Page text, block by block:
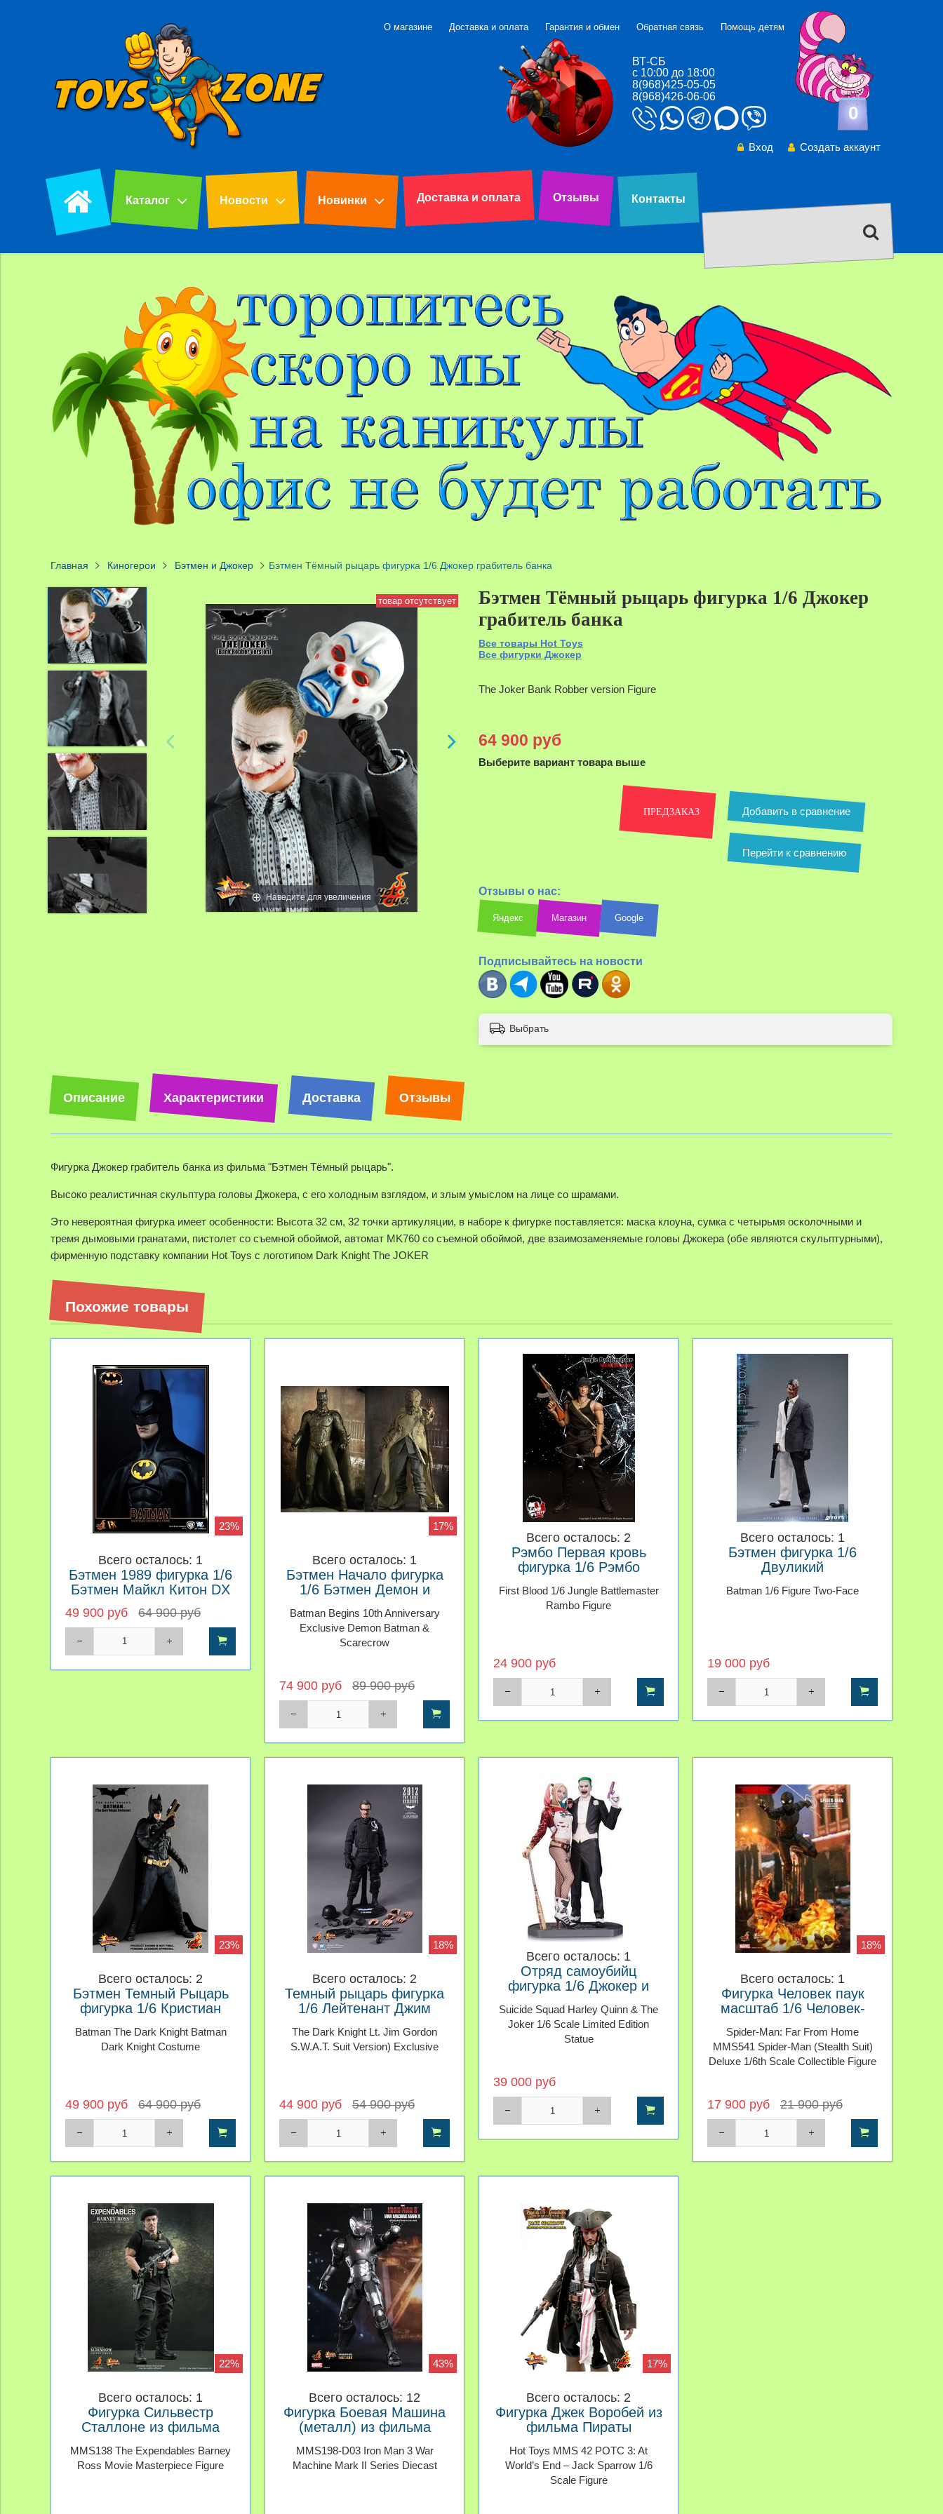
ВТ-СБ
с 10:00 до 18:00
8(968)425-05-05
8(968)426-06-06
О магазине Доставка и оплата Гарантия и обмен Обратная связь Помощь детям
0
Вход Создать аккаунт
Каталог Новости Новинки Доставка и оплата Отзывы Контакты
Главная Киногерои Бэтмен и Джокер Бэтмен Тёмный рыцарь фигурка 1/6 Джокер грабитель банка
товар отсутствует
Наведите для увеличения
товар отсутствует
для
увеличения
Бэтмен Тёмный рыцарь фигурка 1/6 Джокер
грабитель банка
Все товары Hot Toys
Все фигурки Джокер
The Joker Bank Robber version Figure
64 900 руб
Выберите вариант товара выше
ПРЕДЗАКАЗ Добавить в сравнение
Перейти к сравнению
Отзывы о нас:
Яндекс Магазин Google
Подписывайтесь на новости
Выбрать
Описание Характеристики Доставка Отзывы
Фигурка Джокер грабитель банка из фильма "Бэтмен Тёмный рыцарь".
Высоко реалистичная скульптура головы Джокера, с его холодным взглядом, и злым умыслом на лице со шрамами.
Это невероятная фигурка имеет особенности: Высота 32 см, 32 точки артикуляции, в наборе к фигурке поставляется: маска клоуна, сумка с четырьмя осколочными и
тремя дымовыми гранатами, пистолет со съемной обоймой, автомат MK760 со съемной обоймой, две взаимозаменяемые головы Джокера (обе являются скульптурными),
фирменную подставку компании Hot Toys с логотипом Dark Knight The JOKER
Похожие товары
23%
Всего осталось: 1
Бэтмен 1989 фигурка 1/6
Бэтмен Майкл Китон DX
49 900 руб 64 900 руб
17%
Всего осталось: 1
Бэтмен Начало фигурка
1/6 Бэтмен Демон и
Batman Begins 10th Anniversary
Exclusive Demon Batman &
Scarecrow
74 900 руб 89 900 руб
Всего осталось: 2
Рэмбо Первая кровь
фигурка 1/6 Рэмбо
First Blood 1/6 Jungle Battlemaster
Rambo Figure
24 900 руб
Всего осталось: 1
Бэтмен фигурка 1/6
Двуликий
Batman 1/6 Figure Two-Face
19 000 руб
23%
Всего осталось: 2
Бэтмен Темный Рыцарь
фигурка 1/6 Кристиан
Batman The Dark Knight Batman
Dark Knight Costume
49 900 руб 64 900 руб
18%
Всего осталось: 2
Темный рыцарь фигурка
1/6 Лейтенант Джим
The Dark Knight Lt. Jim Gordon
S.W.A.T. Suit Version) Exclusive
44 900 руб 54 900 руб
Всего осталось: 1
Отряд самоубийц
фигурка 1/6 Джокер и
Suicide Squad Harley Quinn & The
Joker 1/6 Scale Limited Edition
Statue
39 000 руб
18%
Всего осталось: 1
Фигурка Человек паук
масштаб 1/6 Человек-
Toys Deluxe Version
Spider-Man: Far From Home
MMS541 Spider-Man (Stealth Suit)
Deluxe 1/6th Scale Collectible Figure
17 900 руб 21 900 руб
22%
Всего осталось: 1
Фигурка Сильвестр
Сталлоне из фильма
MMS138 The Expendables Barney
Ross Movie Masterpiece Figure
43%
Всего осталось: 12
Фигурка Боевая Машина
(металл) из фильма
Toys 1/6
MMS198-D03 Iron Man 3 War
Machine Mark II Series Diecast
17%
Всего осталось: 2
Фигурка Джек Воробей из
фильма Пираты
света Hot Toys
Hot Toys MMS 42 POTC 3: At
World’s End – Jack Sparrow 1/6
Scale Figure